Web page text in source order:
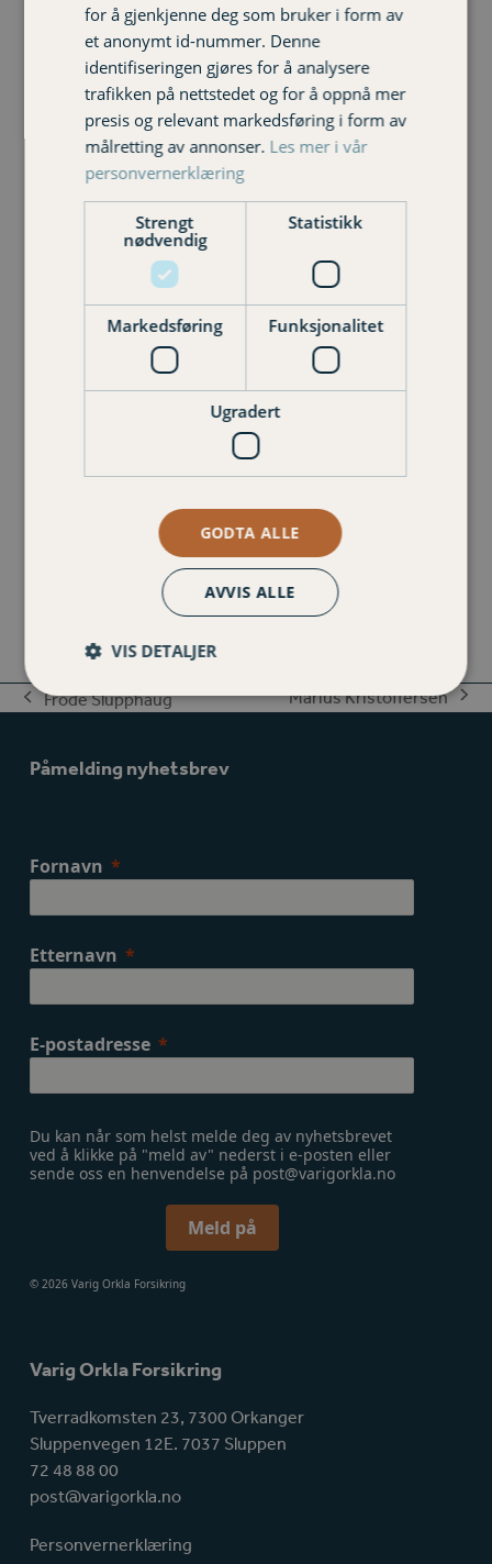
Kunderådgiver næringsliv
950 68 900 frode.slupphaug@varigorkla.no
previous
Frode Slupphaug
next
Marius Kristoffersen
Påmelding nyhetsbrev
Fornavn
Etternavn
E-postadresse
Du kan når som helst melde deg av nyhetsbrevet
ved å klikke på "meld av" nederst i e-posten eller
sende oss en henvendelse på post@varigorkla.no
Meld på
© 2026 Varig Orkla Forsikring
Varig Orkla Forsikring
Tverradkomsten 23, 7300 Orkanger
Sluppenvegen 12E. 7037 Sluppen
72 48 88 00
post@varigorkla.no
Personvernerklæring
for å gjenkjenne deg som bruker i form av
et anonymt id-nummer. Denne
identifiseringen gjøres for å analysere
trafikken på nettstedet og for å oppnå mer
presis og relevant markedsføring i form av
målretting av annonser. Les mer i vår
personvernerklæring
Strengt
nødvendig
Statistikk
Markedsføring Funksjonalitet
Ugradert
GODTA ALLE
AVVIS ALLE
VIS DETALJER